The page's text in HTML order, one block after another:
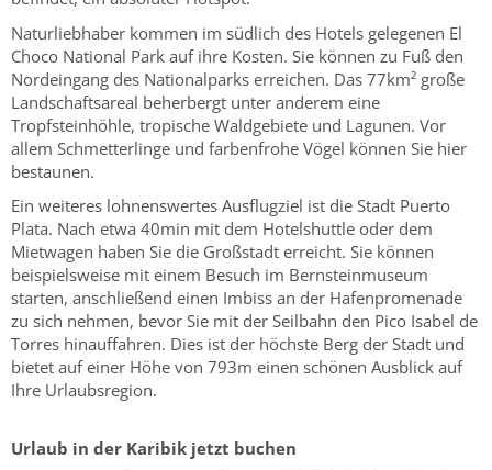
Naturliebhaber kommen im südlich des Hotels gelegenen El
Choco National Park auf ihre Kosten. Sie können zu Fuß den
Nordeingang des Nationalparks erreichen. Das 77km² große
Landschaftsareal beherbergt unter anderem eine
Tropfsteinhöhle, tropische Waldgebiete und Lagunen. Vor
allem Schmetterlinge und farbenfrohe Vögel können Sie hier
bestaunen.
Ein weiteres lohnenswertes Ausflugziel ist die Stadt Puerto
Plata. Nach etwa 40min mit dem Hotelshuttle oder dem
Mietwagen haben Sie die Großstadt erreicht. Sie können
beispielsweise mit einem Besuch im Bernsteinmuseum
starten, anschließend einen Imbiss an der Hafenpromenade
zu sich nehmen, bevor Sie mit der Seilbahn den Pico Isabel de
Torres hinauffahren. Dies ist der höchste Berg der Stadt und
bietet auf einer Höhe von 793m einen schönen Ausblick auf
Ihre Urlaubsregion.
Urlaub in der Karibik jetzt buchen